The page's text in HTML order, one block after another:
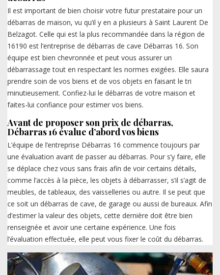
Il est important de bien choisir votre futur prestataire pour un
débarras de maison, vu qu’il y en a plusieurs à Saint Laurent De
Belzagot. Celle qui est la plus recommandée dans la région de
16190 est l’entreprise de débarras de cave Débarras 16. Son
équipe est bien chevronnée et peut vous assurer un
débarrassage tout en respectant les normes exigées. Elle saura
prendre soin de vos biens et de vos objets en faisant le tri
minutieusement. Confiez-lui le débarras de votre maison et
faites-lui confiance pour estimer vos biens.
Avant de proposer son prix de débarras,
Débarras 16 évalue d’abord vos biens
L’équipe de l’entreprise Débarras 16 commence toujours par
une évaluation avant de passer au débarras. Pour s’y faire, elle
se déplace chez vous sans frais afin de voir certains détails,
comme l’accès à la pièce, les objets à débarrasser, s’il s’agit de
meubles, de tableaux, des vaisselleries ou autre. Il se peut que
ce soit un débarras de cave, de garage ou aussi de bureaux. Afin
d’estimer la valeur des objets, cette dernière doit être bien
renseignée et avoir une certaine expérience. Une fois
l’évaluation effectuée, elle peut vous fixer le coût du débarras.